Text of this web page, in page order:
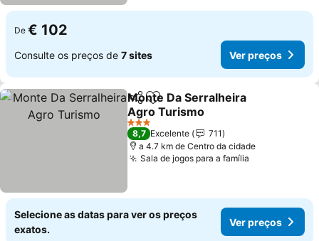
De € 102
Consulte os preços de 7 sites Ver preços
PartilharAdicionar aos favoritos
Monte Da Serralheira
Agro Turismo
3 Estrelas
8,7 Excelente
711
a 4.7 km de Centro da cidade
Sala de jogos para a família
Selecione as datas para ver os preços
exatos.
Ver preços